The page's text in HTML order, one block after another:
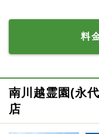
料
南川越霊園(永
店